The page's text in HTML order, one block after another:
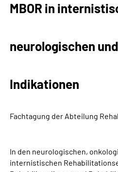
Suche
Leichte Sprache
Mein
MBOR in
neurologischen
Indikationen
Fachtagung der Abteilung
In den neurologischen,
internistischen